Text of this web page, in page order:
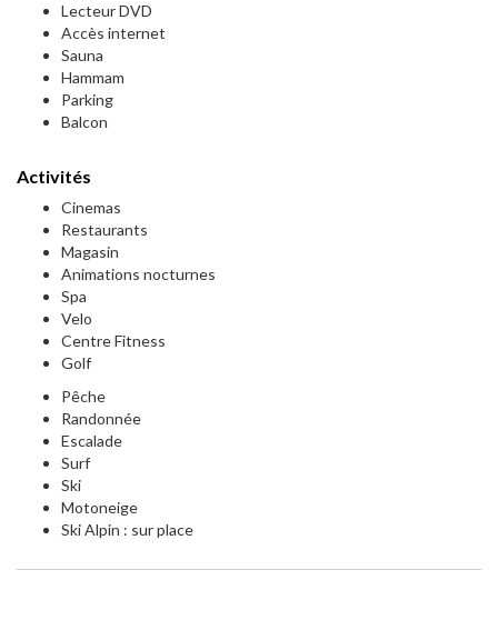
Lecteur DVD
Accès internet
Sauna
Hammam
Parking
Balcon
Activités
Cinemas
Restaurants
Magasin
Animations nocturnes
Spa
Velo
Centre Fitness
Golf
Pêche
Randonnée
Escalade
Surf
Ski
Motoneige
Ski Alpin : sur place